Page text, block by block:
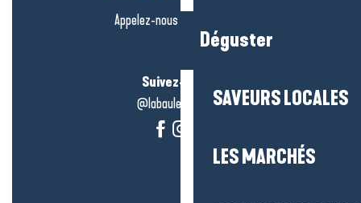
Déguster
SAVEURS LOCALES
LES MARCHÉS
Appelez-nous en
Suivez-nous !
@labauleguérande